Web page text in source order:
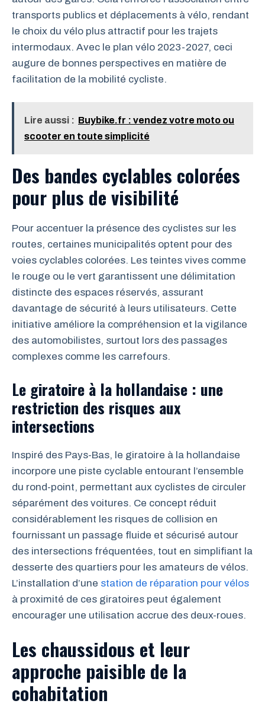
transports publics et déplacements à vélo, rendant
le choix du vélo plus attractif pour les trajets
intermodaux. Avec le plan vélo 2023-2027, ceci
augure de bonnes perspectives en matière de
facilitation de la mobilité cycliste.
Lire aussi : Buybike.fr : vendez votre moto ou
scooter en toute simplicité
Des bandes cyclables colorées
pour plus de visibilité
Pour accentuer la présence des cyclistes sur les
routes, certaines municipalités optent pour des
voies cyclables colorées. Les teintes vives comme
le rouge ou le vert garantissent une délimitation
distincte des espaces réservés, assurant
davantage de sécurité à leurs utilisateurs. Cette
initiative améliore la compréhension et la vigilance
des automobilistes, surtout lors des passages
complexes comme les carrefours.
Le giratoire à la hollandaise : une
restriction des risques aux
intersections
Inspiré des Pays-Bas, le giratoire à la hollandaise
incorpore une piste cyclable entourant l’ensemble
du rond-point, permettant aux cyclistes de circuler
séparément des voitures. Ce concept réduit
considérablement les risques de collision en
fournissant un passage fluide et sécurisé autour
des intersections fréquentées, tout en simplifiant la
desserte des quartiers pour les amateurs de vélos.
L’installation d’une station de réparation pour vélos
à proximité de ces giratoires peut également
encourager une utilisation accrue des deux-roues.
Les chaussidous et leur
approche paisible de la
cohabitation